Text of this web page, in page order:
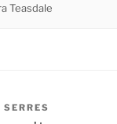
Teasdale